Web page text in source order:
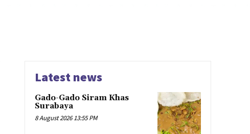
Latest news
Gado-Gado Siram Khas
Surabaya
8 August 2026 13:55 PM